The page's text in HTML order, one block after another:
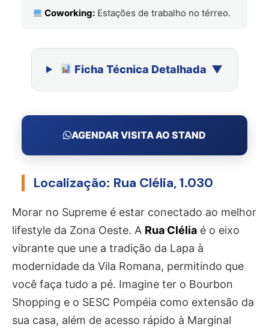
Coworking: Estações de trabalho no térreo.
Ficha Técnica Detalhada
AGENDAR VISITA AO STAND
Localização: Rua Clélia, 1.030
Morar no Supreme é estar conectado ao melhor
lifestyle da Zona Oeste. A Rua Clélia é o eixo
vibrante que une a tradição da Lapa à
modernidade da Vila Romana, permitindo que
você faça tudo a pé. Imagine ter o Bourbon
Shopping e o SESC Pompéia como extensão da
sua casa, além de acesso rápido à Marginal